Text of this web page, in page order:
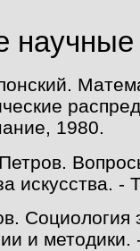
1980.
искусства.
Социология
и методики.